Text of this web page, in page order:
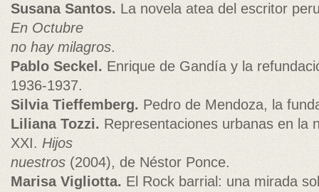
Susana Santos. La novela atea del escritor
En Octubre
no hay milagros.
Pablo Seckel. Enrique de Gandía y la
1936-1937.
Silvia Tieffemberg. Pedro de Mendoza, la
Liliana Tozzi. Representaciones urbanas en la
XXI. Hijos
nuestros (2004), de Néstor Ponce.
Marisa Vigliotta. El Rock barrial: una mirada